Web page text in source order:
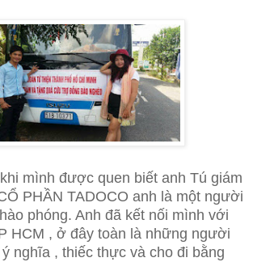
mình được quen biết anh Tú giám
PHẦN TADOCO anh là một người
phóng. Anh đã kết nối mình với
HCM , ở đây toàn là những người
nghĩa , thiếc thực và cho đi bằng